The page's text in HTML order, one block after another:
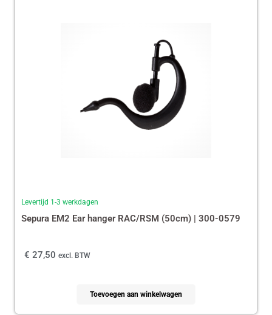
Levertijd 1-3 werkdagen
Sepura EM2 Ear hanger RAC/RSM (50cm) | 300-0579
€ 27,50 excl. BTW
Toevoegen aan winkelwagen